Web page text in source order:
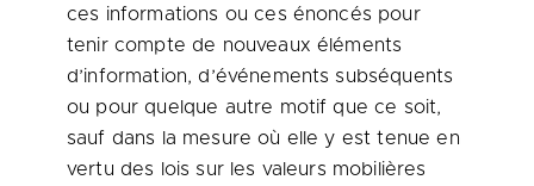
ces informations ou ces énoncés pour
tenir compte de nouveaux éléments
d’information, d’événements subséquents
ou pour quelque autre motif que ce soit,
sauf dans la mesure où elle y est tenue en
vertu des lois sur les valeurs mobilières